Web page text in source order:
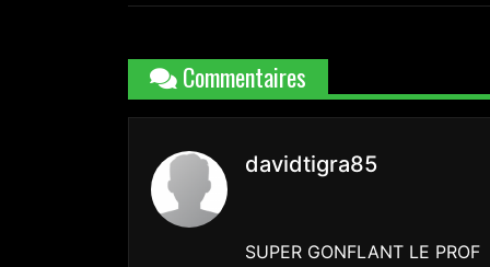
Commentaires
davidtigra85
SUPER GONFLANT LE PROF